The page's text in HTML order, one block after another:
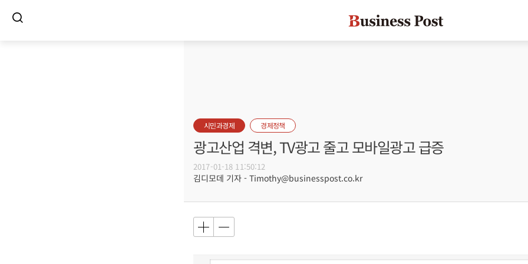
시민과경제 경제정책
광고산업 격변, TV광고 줄고 모바일광고 급증
2017-01-18 11:50:12
김디모데 기자 - Timothy@businesspost.co.kr